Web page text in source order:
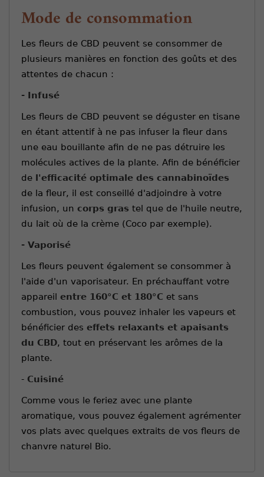
Mode de consommation
Les fleurs de CBD peuvent se consommer de
plusieurs manières en fonction des goûts et des
attentes de chacun :
- Infusé
Les fleurs de CBD peuvent se déguster en tisane
en étant attentif à ne pas infuser la fleur dans
une eau bouillante afin de ne pas détruire les
molécules actives de la plante. Afin de bénéficier
de l'efficacité optimale des cannabinoïdes
de la fleur, il est conseillé d'adjoindre à votre
infusion, un corps gras tel que de l'huile neutre,
du lait où de la crème (Coco par exemple).
- Vaporisé
Les fleurs peuvent également se consommer à
l'aide d'un vaporisateur. En préchauffant votre
appareil entre 160°C et 180°C et sans
combustion, vous pouvez inhaler les vapeurs et
bénéficier des effets relaxants et apaisants
du CBD, tout en préservant les arômes de la
plante.
- Cuisiné
Comme vous le feriez avec une plante
aromatique, vous pouvez également agrémenter
vos plats avec quelques extraits de vos fleurs de
chanvre naturel Bio.